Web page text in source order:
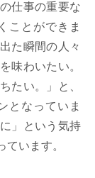
仕事の重要な
ことができま
た瞬間の人々
味わいたい。
たい。」と、
となっていま
」という気持
います。